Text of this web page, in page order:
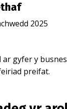
2025
ar gyfer y
preifat.